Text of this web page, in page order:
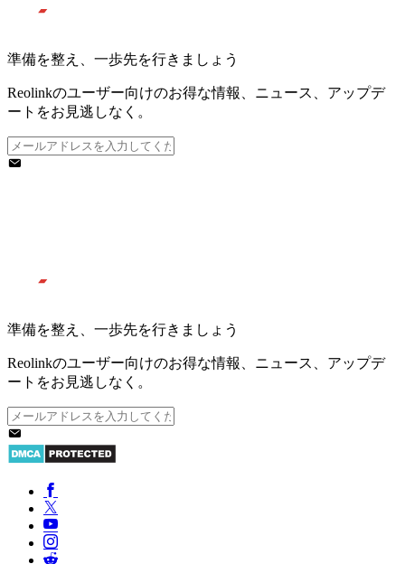
準備を整え、一歩先を行きましょう
Reolinkのユーザー向けのお得な情報、ニュース、アップデ
ートをお見逃しなく。
準備を整え、一歩先を行きましょう
Reolinkのユーザー向けのお得な情報、ニュース、アップデ
ートをお見逃しなく。